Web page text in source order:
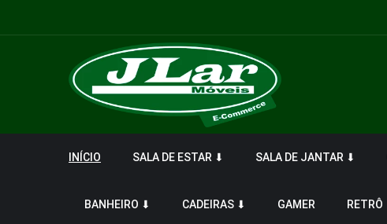
INÍCIO SALA DE ESTAR ⬇ SALA DE JANTAR ⬇
BANHEIRO ⬇ CADEIRAS ⬇ GAMER RETRÔ